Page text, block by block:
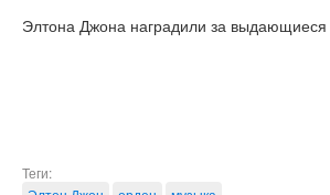
Элтона Джона наградили за
Теги: